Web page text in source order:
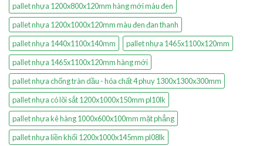
pallet nhựa 1200x800x120mm hàng mới màu đen
pallet nhựa 1200x1000x120mm màu đen đan thanh
pallet nhựa 1440x1100x140mm
pallet nhựa 1465x1100x120mm
pallet nhựa 1465x1100x120mm hàng mới
pallet nhựa chống tràn dầu - hóa chất 4 phuy 1300x1300x300mm
pallet nhựa có lõi sắt 1200x1000x150mm pl10lk
pallet nhựa kê hàng 1000x600x100mm mặt phẳng
pallet nhựa liền khối 1200x1000x145mm pl08lk